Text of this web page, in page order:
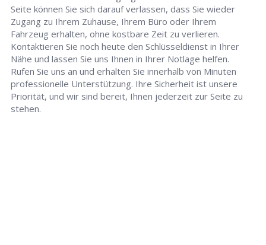
Seite können Sie sich darauf verlassen, dass Sie wieder
Zugang zu Ihrem Zuhause, Ihrem Büro oder Ihrem
Fahrzeug erhalten, ohne kostbare Zeit zu verlieren.
Kontaktieren Sie noch heute den Schlüsseldienst in Ihrer
Nähe und lassen Sie uns Ihnen in Ihrer Notlage helfen.
Rufen Sie uns an und erhalten Sie innerhalb von Minuten
professionelle Unterstützung. Ihre Sicherheit ist unsere
Priorität, und wir sind bereit, Ihnen jederzeit zur Seite zu
stehen.